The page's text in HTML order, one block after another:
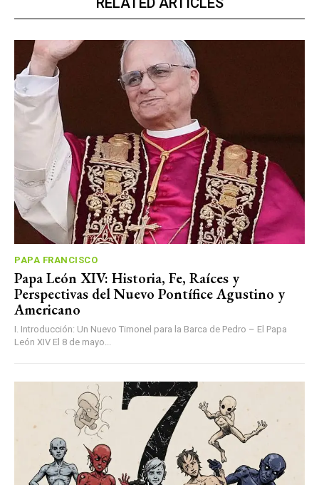
PAPA FRANCISCO
Papa León XIV: Historia, Fe, Raíces y
Perspectivas del Nuevo Pontífice Agustino y
Americano
I. Introducción: Un Nuevo Timonel para la Barca de Pedro – El Papa
León XIV El 8 de mayo...